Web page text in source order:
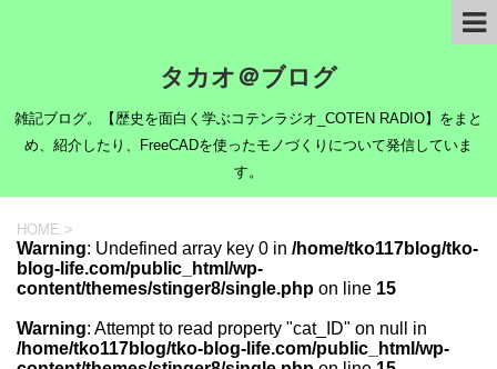
タカオ＠ブログ
雑記ブログ。【歴史を面白く学ぶコテンラジオ_COTEN RADIO】をまと
め、紹介したり、FreeCADを使ったモノづくりについて発信していま
す。
HOME >
Warning: Undefined array key 0 in /home/tko117blog/tko-
blog-life.com/public_html/wp-
content/themes/stinger8/single.php on line 15
Warning: Attempt to read property "cat_ID" on null in
/home/tko117blog/tko-blog-life.com/public_html/wp-